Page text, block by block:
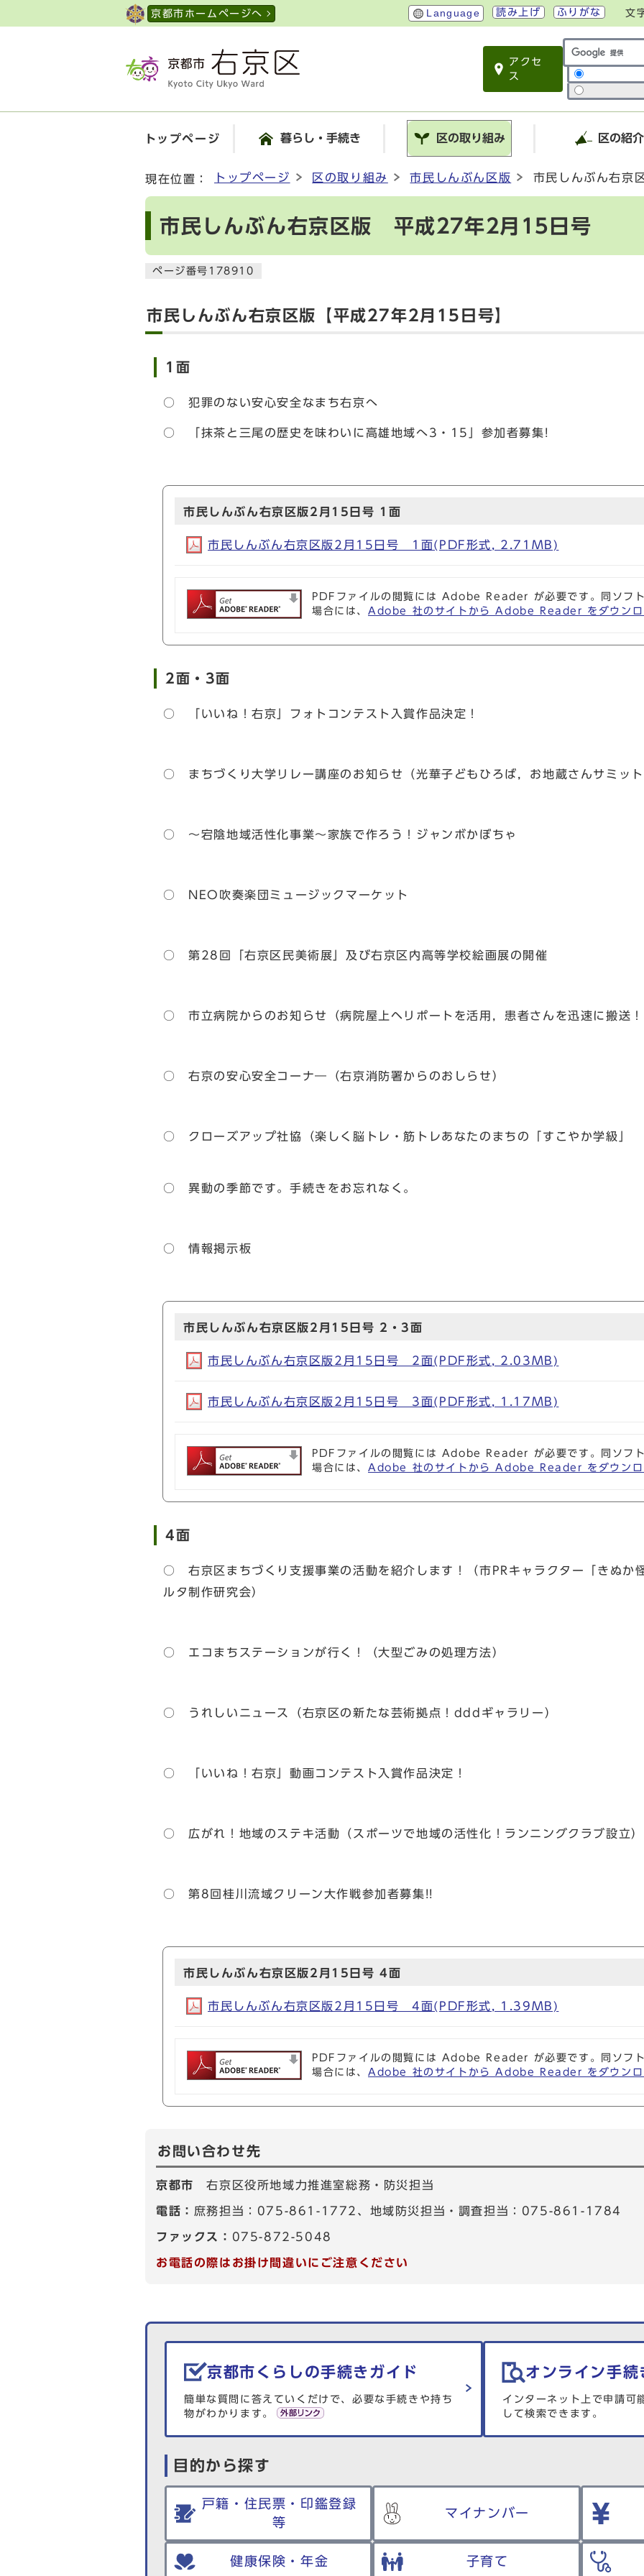
京都市ホームページへ Language 読み上げ ふりがな 文
アクセ
ス
サイト内検索
トップページ 暮らし・手続き 区の取り組み 区の紹介
現在位置： トップページ 区の取り組み 市民しんぶん区版 市民しんぶん右
市民しんぶん右京区版 平成27年2月15日号
ページ番号178910
市民しんぶん右京区版【平成27年2月15日号】
1面
○ 犯罪のない安心安全なまち右京へ
○ 「抹茶と三尾の歴史を味わいに高雄地域へ3・15」参加者募集!
市民しんぶん右京区版2月15日号 1面
市民しんぶん右京区版2月15日号 1面(PDF形式, 2.71MB)
PDFファイルの閲覧には Adobe Reader が必要です。同ソフ
場合には、 Adobe 社のサイトから Adobe Reader をダウンロ
2面・3面
○ 「いいね！右京」フォトコンテスト入賞作品決定！
○ まちづくり大学リレー講座のお知らせ（光華子どもひろば，お地蔵さんサミッ
○ ～宕陰地域活性化事業～家族で作ろう！ジャンボかぼちゃ
○ NEO吹奏楽団ミュージックマーケット
○ 第28回「右京区民美術展」及び右京区内高等学校絵画展の開催
○ 市立病院からのお知らせ（病院屋上ヘリポートを活用，患者さんを迅速に搬送
○ 右京の安心安全コーナ―（右京消防署からのおしらせ）
○ クローズアップ社協（楽しく脳トレ・筋トレあなたのまちの「すこやか学級」
○ 異動の季節です。手続きをお忘れなく。
○ 情報掲示板
市民しんぶん右京区版2月15日号 2・3面
市民しんぶん右京区版2月15日号 2面(PDF形式, 2.03MB)
市民しんぶん右京区版2月15日号 3面(PDF形式, 1.17MB)
PDFファイルの閲覧には Adobe Reader が必要です。同ソフ
場合には、 Adobe 社のサイトから Adobe Reader をダウンロ
4面
○ 右京区まちづくり支援事業の活動を紹介します！（市PRキャラクター「きぬか
ルタ制作研究会）
○ エコまちステーションが行く！（大型ごみの処理方法）
○ うれしいニュース（右京区の新たな芸術拠点！dddギャラリー）
○ 「いいね！右京」動画コンテスト入賞作品決定！
○ 広がれ！地域のステキ活動（スポーツで地域の活性化！ランニングクラブ設立）
○ 第8回桂川流域クリーン大作戦参加者募集!!
市民しんぶん右京区版2月15日号 4面
市民しんぶん右京区版2月15日号 4面(PDF形式, 1.39MB)
PDFファイルの閲覧には Adobe Reader が必要です。同ソフ
場合には、 Adobe 社のサイトから Adobe Reader をダウンロ
お問い合わせ先
京都市右京区役所地域力推進室総務・防災担当
電話： 庶務担当：075-861-1772、地域防災担当・調査担当：075-861-1784
ファックス： 075-872-5048
お電話の際はお掛け間違いにご注意ください
生活情報を探す
京都市くらしの手続きガイド
簡単な質問に答えていくだけで、必要な手続きや持ち
物がわかります。
オンライン手続
インターネット上で申請可
して検索できます。
目的から探す
戸籍・住民票・印鑑登録
等
マイナンバー
健康保険・年金 子育て